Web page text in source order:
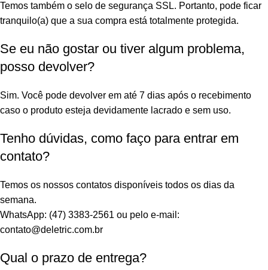
Temos também o selo de segurança SSL. Portanto, pode ficar
tranquilo(a) que a sua compra está totalmente protegida.
Se eu não gostar ou tiver algum problema,
posso devolver?
Sim. Você pode devolver em até 7 dias após o recebimento
caso o produto esteja devidamente lacrado e sem uso.
Tenho dúvidas, como faço para entrar em
contato?
Temos os nossos contatos disponíveis todos os dias da
semana.
WhatsApp: (47) 3383-2561 ou pelo e-mail:
contato@deletric.com.br
Qual o prazo de entrega?